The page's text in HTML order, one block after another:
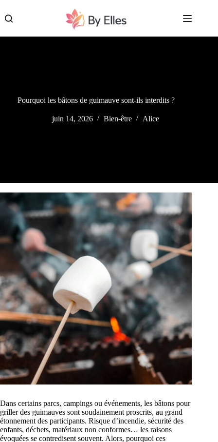
contenu
Pourquoi les bâtons de guimauve sont-ils interdits ?
juin 14, 2026 Bien-être Alice
Dans certains parcs, campings ou événements, les bâtons pour
griller des guimauves sont soudainement proscrits, au grand
étonnement des participants. Risque d’incendie, sécurité des
enfants, déchets, matériaux non conformes… les raisons
évoquées se contredisent souvent. Alors, pourquoi ces